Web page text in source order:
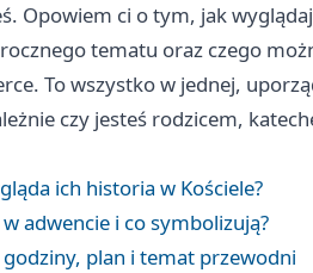
Opowiem ci o tym, jak
tematu oraz czego
To wszystko w jednej,
czy jesteś rodzicem,
ich historia w Kościele?
adwencie i co symbolizują?
plan i temat przewodni